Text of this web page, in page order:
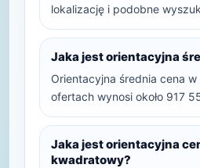
lokalizację i podobne
Jaka jest orientacyjna
Orientacyjna średnia cena
ofertach wynosi około 917
Jaka jest orientacyjna
kwadratowy?